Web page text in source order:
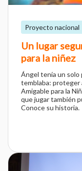
Proyecto nacional
Un lugar
para la niñez
Ángel tenía un solo
temblaba: proteger
Amigable para la
que jugar también
Conoce su historia.